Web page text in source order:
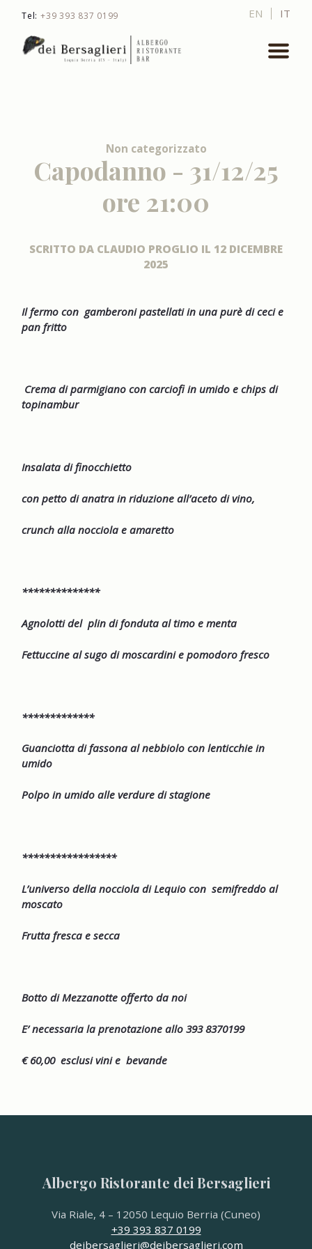
Tel: +39 393 837 0199 EN IT
Non categorizzato
Capodanno - 31/12/25
ore 21:00
SCRITTO DA CLAUDIO PROGLIO IL 12 DICEMBRE
2025
Il fermo con gamberoni pastellati in una purè di ceci e
pan fritto
Crema di parmigiano con carciofi in umido e chips di
topinambur
Insalata di finocchietto
con petto di anatra in riduzione all’aceto di vino,
crunch alla nocciola e amaretto
**************
Agnolotti del plin di fonduta al timo e menta
Fettuccine al sugo di moscardini e pomodoro fresco
*************
Guanciotta di fassona al nebbiolo con lenticchie in
umido
Polpo in umido alle verdure di stagione
*****************
L’universo della nocciola di Lequio con semifreddo al
moscato
Frutta fresca e secca
Botto di Mezzanotte offerto da noi
E’ necessaria la prenotazione allo 393 8370199
€ 60,00 esclusi vini e bevande
Albergo Ristorante dei Bersaglieri
Via Riale, 4 – 12050 Lequio Berria (Cuneo)
+39 393 837 0199
deibersaglieri@deibersaglieri.com